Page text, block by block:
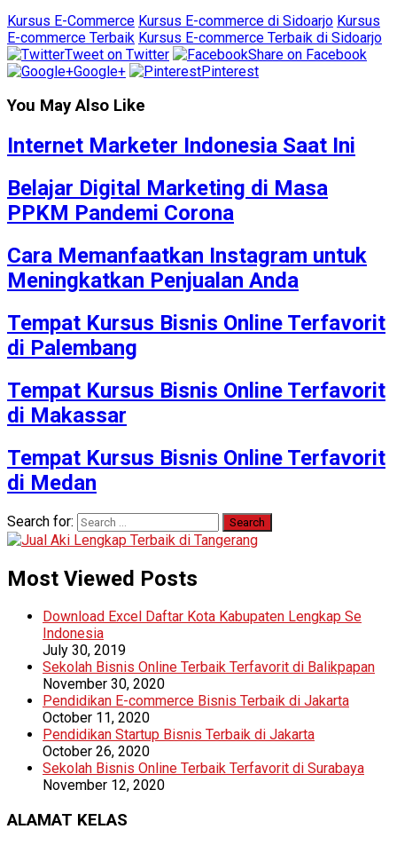
Kursus E-Commerce Kursus E-commerce di Sidoarjo Kursus
E-commerce Terbaik Kursus E-commerce Terbaik di Sidoarjo
Tweet on Twitter
Share on Facebook
Google+
Pinterest
You May Also Like
Internet Marketer Indonesia Saat Ini
Belajar Digital Marketing di Masa
PPKM Pandemi Corona
Cara Memanfaatkan Instagram untuk
Meningkatkan Penjualan Anda
Tempat Kursus Bisnis Online Terfavorit
di Palembang
Tempat Kursus Bisnis Online Terfavorit
di Makassar
Tempat Kursus Bisnis Online Terfavorit
di Medan
Search for:
Most Viewed Posts
Download Excel Daftar Kota Kabupaten Lengkap Se
Indonesia
July 30, 2019
Sekolah Bisnis Online Terbaik Terfavorit di Balikpapan
November 30, 2020
Pendidikan E-commerce Bisnis Terbaik di Jakarta
October 11, 2020
Pendidikan Startup Bisnis Terbaik di Jakarta
October 26, 2020
Sekolah Bisnis Online Terbaik Terfavorit di Surabaya
November 12, 2020
ALAMAT KELAS